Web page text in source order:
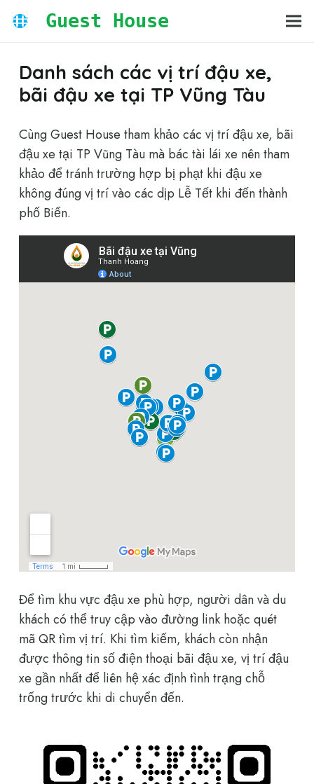
Guest House
Danh sách các vị trí đậu xe,
bãi đậu xe tại TP Vũng Tàu
Cùng Guest House tham khảo các vị trí đậu xe, bãi
đậu xe tại TP Vũng Tàu mà bác tài lái xe nên tham
khảo để tránh trường hợp bị phạt khi đậu xe
không đúng vị trí vào các dịp Lễ Tết khi đến thành
phố Biển.
Để tìm khu vực đậu xe phù hợp, người dân và du
khách có thể truy cập vào đường link hoặc quét
mã QR tìm vị trí. Khi tìm kiếm, khách còn nhận
được thông tin số điện thoại bãi đậu xe, vị trí đậu
xe gần nhất để liên hệ xác định tình trạng chỗ
trống trước khi di chuyển đến.